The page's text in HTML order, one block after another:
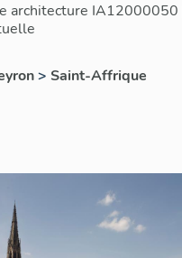
architecture IA12000050
> Saint-Affrique